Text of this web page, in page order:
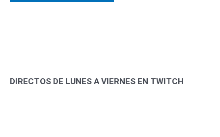
DIRECTOS DE LUNES A VIERNES EN TWITCH